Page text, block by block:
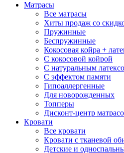
Матрасы
Все матрасы
Хиты продаж со
Пружинные
Беспружинные
Кокосовая койра +
С кокосовой койрой
С натуральным
С эффектом памяти
Гипоаллергенные
Для новорожденных
Топперы
Дисконт-центр
Кровати
Все кровати
Кровати с тканевой
Детские и